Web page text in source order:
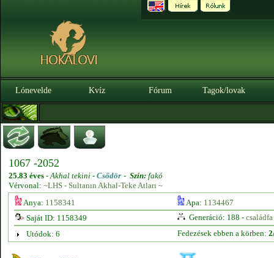
Lónevelde Kvíz Fórum Tagok/lovak
1067 -2052
25.83 éves -Akhal tekini - Csődör - Szín: fakó
Vérvonal: ~LHS - Sultanın Akhal-Teke Atları ~
Anya: 1158341 Apa: 1134467
Saját ID: 1158349
Generáció: 188 - családfa
Utódok: 6
Fedezések ebben a körben: